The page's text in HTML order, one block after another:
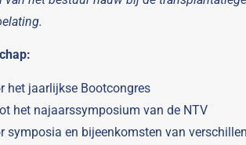
het jaarlijkse Bootcongres
het najaarssymposium van de NTV
symposia en bijeenkomsten van